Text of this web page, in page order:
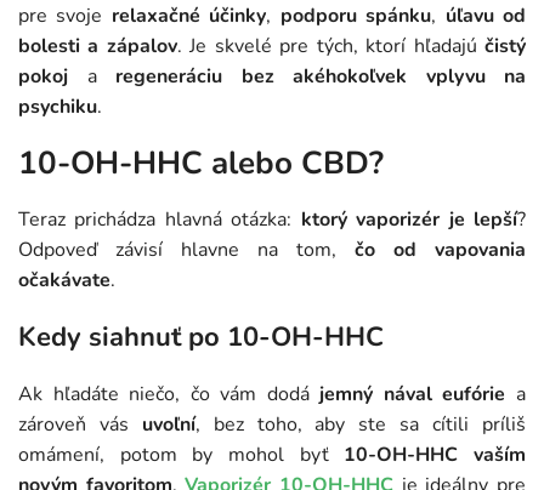
pre svoje relaxačné účinky, podporu spánku, úľavu od
bolesti a zápalov. Je skvelé pre tých, ktorí hľadajúčistý
pokoj a regeneráciu bez akéhokoľvek vplyvu na
psychiku.
10-OH-HHC alebo CBD?
Teraz prichádza hlavná otázka: ktorý vaporizér je lepší?
Odpoveď závisí hlavne na tom, čo od vapovania
očakávate.
Kedy siahnuť po 10-OH-HHC
Ak hľadáte niečo, čo vám dodá jemný nával eufórie a
zároveň vás uvoľní, bez toho, aby ste sa cítili príliš
omámení, potom by mohol byť 10-OH-HHC vaším